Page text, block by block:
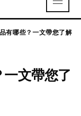
有哪些？一文帶您了解
文帶您了